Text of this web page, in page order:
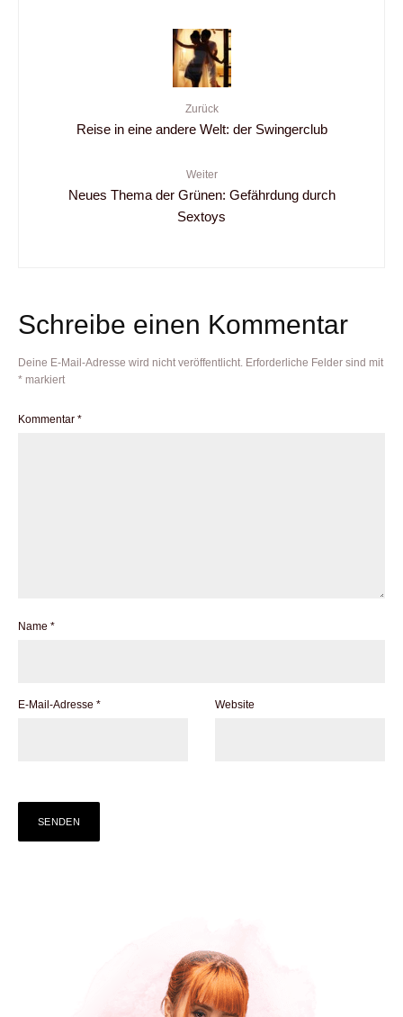
Zurück
Reise in eine andere Welt: der Swingerclub
Weiter
Neues Thema der Grünen: Gefährdung durch
Sextoys
Schreibe einen Kommentar
Deine E-Mail-Adresse wird nicht veröffentlicht. Erforderliche Felder sind mit
* markiert
Kommentar *
Name *
E-Mail-Adresse * Website